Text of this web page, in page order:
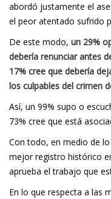
abordó justamente el
el peor atentado sufrido
De este modo, un 29%
debería renunciar antes
17% cree que debería
los culpables del crimen
Así, un 99% supo o
73% cree que está
Con todo, en medio de
mejor registro histórico
aprueba el trabajo que
En lo que respecta a las